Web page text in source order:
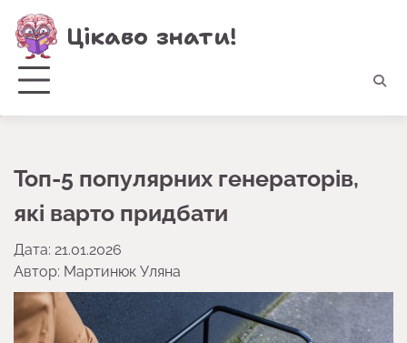
Перейти
до
вмісту
Цікаво знати!
Топ-5 популярних генераторів,
які варто придбати
Дата: 21.01.2026
Автор: Мартинюк Уляна